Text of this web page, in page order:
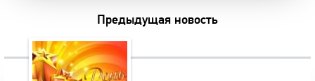
Предыдущая новость